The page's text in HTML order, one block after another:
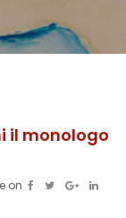
il monologo
on